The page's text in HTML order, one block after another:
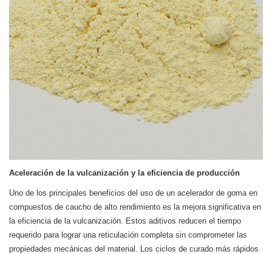
Aceleración de la vulcanización y la eficiencia de producción
Uno de los principales beneficios del uso de un acelerador de goma en
compuestos de caucho de alto rendimiento es la mejora significativa en
la eficiencia de la vulcanización. Estos aditivos reducen el tiempo
requerido para lograr una reticulación completa sin comprometer las
propiedades mecánicas del material. Los ciclos de curado más rápidos